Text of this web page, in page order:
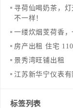
寻荷仙喝奶茶，
不一样！
一缕炊烟芰荷香，
房产出租 住宅
景秀湾旺铺出租
江苏新华宁仪表
标签列表